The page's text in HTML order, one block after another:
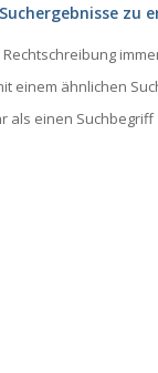
zu
einem ähnlichen
als einen